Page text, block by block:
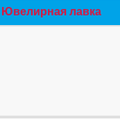
Ювелирная лавка